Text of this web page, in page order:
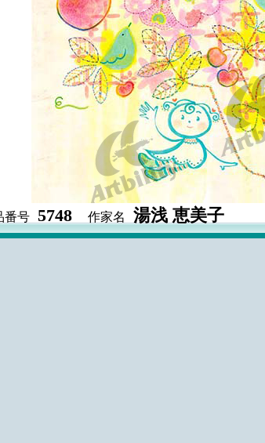
番号 5748 作家名 湯浅 恵美子